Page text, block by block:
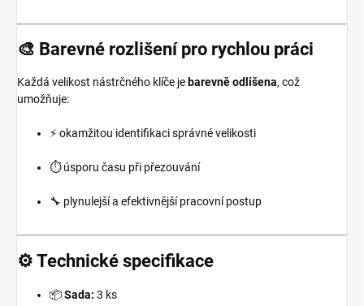
🎨 Barevné rozlišení pro rychlou práci
Každá velikost nástrčného klíče je barevně odlišena, což
umožňuje:
⚡ okamžitou identifikaci správné velikosti
⏱️ úsporu času při přezouvání
🔧 plynulejší a efektivnější pracovní postup
⚙️ Technické specifikace
📦Sada: 3 ks